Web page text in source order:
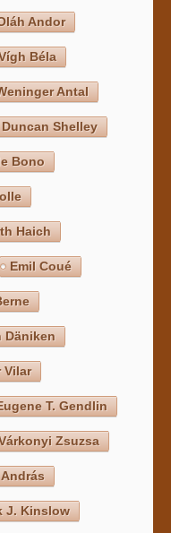
Andor
Béla
Antal
Duncan Shelley
Bono
Haich
Emil Coué
Däniken
Vilar
T. Gendlin
Zsuzsa
J. Kinslow